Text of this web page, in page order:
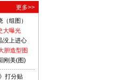
更多>>
组图）
大曝光
没上进心
胆造型图
刚美(图)
打分贴